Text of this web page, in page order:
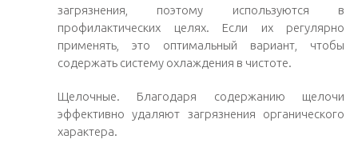
загрязнения, поэтому используются в
профилактических целях. Если их регулярно
применять, это оптимальный вариант, чтобы
содержать систему охлаждения в чистоте.
Щелочные. Благодаря содержанию щелочи
эффективно удаляют загрязнения органического
характера.